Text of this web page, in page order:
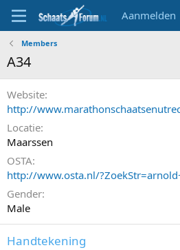
Aanmelden
Members
A34
Website
http://
Locatie
Maarssen
OSTA
http://www.osta.nl/
Gender
Male
Handtekening